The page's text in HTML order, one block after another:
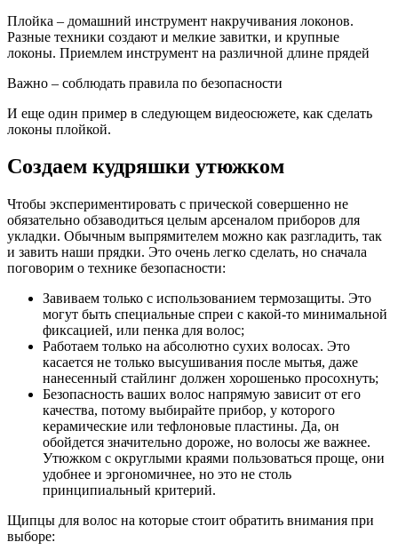
Плойка – домашний инструмент накручивания локонов.
Разные техники создают и мелкие завитки, и крупные
локоны. Приемлем инструмент на различной длине прядей
Важно – соблюдать правила по безопасности
И еще один пример в следующем видеосюжете, как сделать
локоны плойкой.
Создаем кудряшки утюжком
Чтобы экспериментировать с прической совершенно не
обязательно обзаводиться целым арсеналом приборов для
укладки. Обычным выпрямителем можно как разгладить, так
и завить наши прядки. Это очень легко сделать, но сначала
поговорим о технике безопасности:
Завиваем только с использованием термозащиты. Это
могут быть специальные спреи с какой-то минимальной
фиксацией, или пенка для волос;
Работаем только на абсолютно сухих волосах. Это
касается не только высушивания после мытья, даже
нанесенный стайлинг должен хорошенько просохнуть;
Безопасность ваших волос напрямую зависит от его
качества, потому выбирайте прибор, у которого
керамические или тефлоновые пластины. Да, он
обойдется значительно дороже, но волосы же важнее.
Утюжком с округлыми краями пользоваться проще, они
удобнее и эргономичнее, но это не столь
принципиальный критерий.
Щипцы для волос на которые стоит обратить внимания при
выборе: